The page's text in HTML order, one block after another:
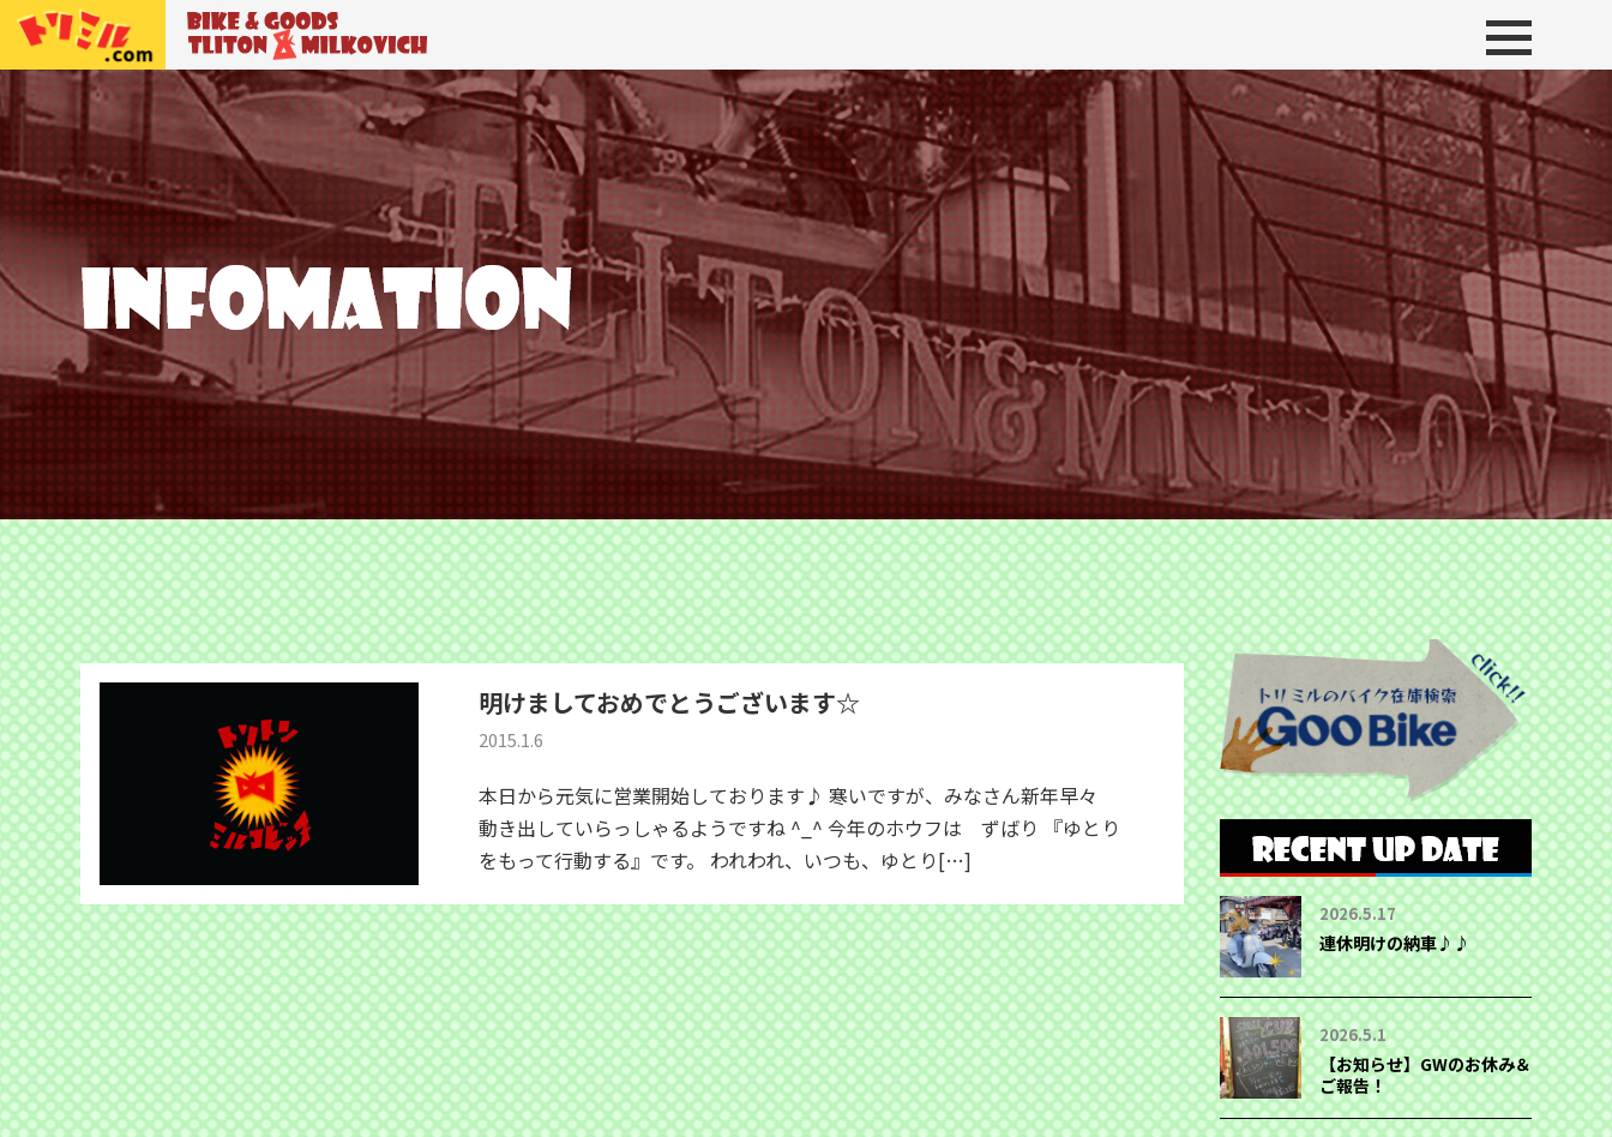
トリトン＆ミルコビッチ
明けましておめでとうございます☆
2015.1.6
本日から元気に営業開始しております♪ 寒いですが、みなさん新年早々
動き出していらっしゃるようですね ^_^ 今年のホウフは ずばり 『ゆとり
をもって行動する』です。 われわれ、いつも、ゆとり[…]
2026.5.17
連休明けの納車♪♪
2026.5.1
【お知らせ】GWのお休み＆
ご報告！